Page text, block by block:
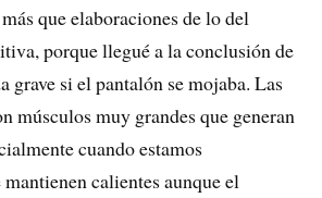
que elaboraciones de lo del
porque llegué a la conclusión de
grave si el pantalón se mojaba. Las
músculos muy grandes que generan
cuando estamos
calientes aunque el